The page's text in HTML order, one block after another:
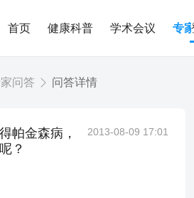
首页 健康科普 学术会议 专
问答 问答详情
帕金森病，
？
2013-08-09 17:01